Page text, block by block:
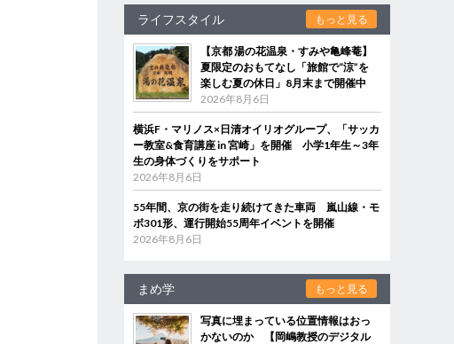
ライフスタイル もっと見る
【京都 湯の花温泉・すみや亀峰菴】
夏限定のおもてなし「旅館で“涼”を
楽しむ夏の休日」8月末まで開催中
2026年8月6日
横浜F・マリノス×日清オイリオグループ、「サッカ
ー教室&食育講座 in 宮崎」を開催 小学1年生～3年
生の身体づくりをサポート
2026年8月6日
55年間、京の街を走り続けてきた車両 嵐山線・モ
ボ301形、運行開始55周年イベントを開催
2026年8月6日
まめ学 もっと見る
写真に埋まっている位置情報はおっ
かないのか 【岡嶋教授のデジタル